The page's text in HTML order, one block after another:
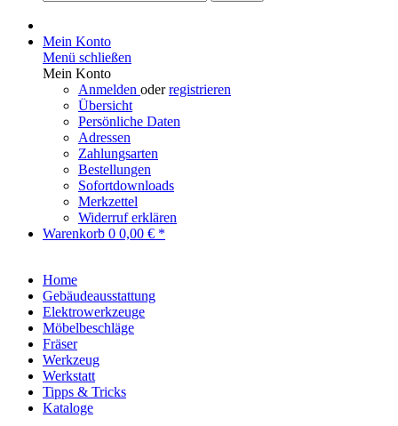
Mein Konto
Menü schließen
Mein Konto
Anmelden oderregistrieren
Übersicht
Persönliche Daten
Adressen
Zahlungsarten
Bestellungen
Sofortdownloads
Merkzettel
Widerruf erklären
Warenkorb 0 0,00 € *
Home
Gebäudeausstattung
Elektrowerkzeuge
Möbelbeschläge
Fräser
Werkzeug
Werkstatt
Tipps & Tricks
Kataloge